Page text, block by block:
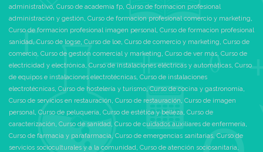
seleccionar y conservar en
Podrás mantener en
óptimas condiciones los
materiales, equipos e
instalaciones habituales en
peluquerías y centros de
laborales cada año
Colaboración con
empresas líderes para la
prácticos, conferencias...
Biblioteca exclusiva de
recursos útiles para la
búsqueda de empleo
administrativo, Curso de academia fp, Curso de formacion profesional
administración y gestión, Curso de formacion profesional comercio y marketing,
Curso de formacion profesional imagen personal, Curso de formacion profesional
sanidad,Curso de logse, Curso de loe, Curso de comercio y marketing, Curso de
comercio, Curso de gestión comercial y marketing, Curso de ver más, Curso de
electricidad y electrónica, Curso de instalaciones eléctricas y automáticas, Curso
de equipos e instalaciones electrotécnicas, Curso de instalaciones
electrotécnicas, Curso de hostelería y turismo,Curso de cocina y gastronomía,
Curso de servicios en restauración, Curso de restauración, Curso de imagen
personal, Curso de peluquería, Curso de estética y belleza, Curso de
caracterización, Curso de sanidad, Curso de cuidados auxiliares de enfermería,
Curso de farmacia y parafarmacia,Curso de emergencias sanitarias,Curso de
servicios socioculturales y a la comunidad, Curso de atención sociosanitaria,